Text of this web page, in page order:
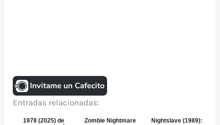
Entradas relacionadas:
1978 (2025) de
Zombie Nightmare
Nightslave (1989):